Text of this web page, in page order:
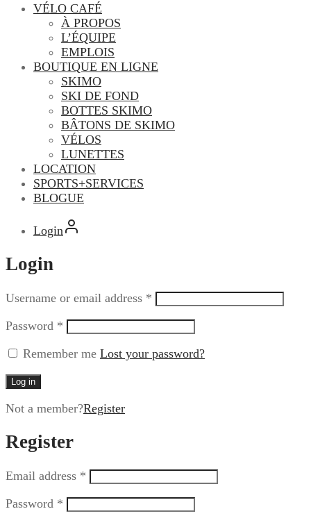
VÉLO CAFÉ
À PROPOS
L’ÉQUIPE
EMPLOIS
BOUTIQUE EN LIGNE
SKIMO
SKI DE FOND
BOTTES SKIMO
BÂTONS DE SKIMO
VÉLOS
LUNETTES
LOCATION
SPORTS+SERVICES
BLOGUE
Login
Login
Username or email address *
Password *
Remember me Lost your password?
Log in
Not a member?Register
Register
Email address *
Password *